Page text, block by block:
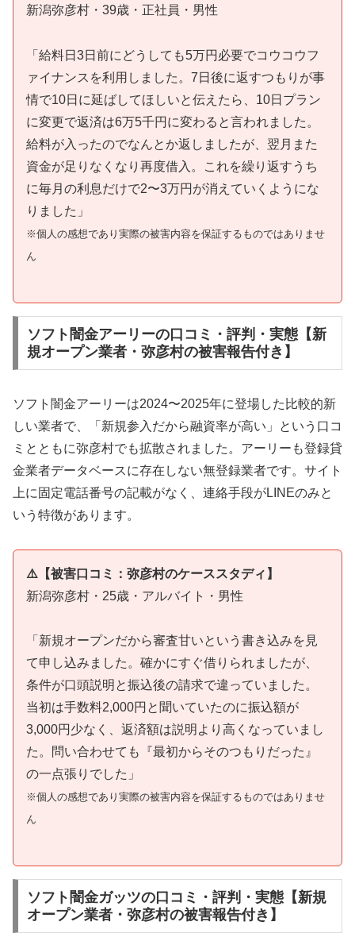
新潟弥彦村・39歳・正社員・男性
「給料日3日前にどうしても5万円必要でコウコウフ
ァイナンスを利用しました。7日後に返すつもりが事
情で10日に延ばしてほしいと伝えたら、10日プラン
に変更で返済は6万5千円に変わると言われました。
給料が入ったのでなんとか返しましたが、翌月また
資金が足りなくなり再度借入。これを繰り返すうち
に毎月の利息だけで2〜3万円が消えていくようにな
りました」
※個人の感想であり実際の被害内容を保証するものではありませ
ん
ソフト闇金アーリーの口コミ・評判・実態【新
規オープン業者・弥彦村の被害報告付き】
ソフト闇金アーリーは2024〜2025年に登場した比較的新
しい業者で、「新規参入だから融資率が高い」という口コ
ミとともに弥彦村でも拡散されました。アーリーも登録貸
金業者データベースに存在しない無登録業者です。サイト
上に固定電話番号の記載がなく、連絡手段がLINEのみと
いう特徴があります。
⚠️【被害口コミ：弥彦村のケーススタディ】
新潟弥彦村・25歳・アルバイト・男性
「新規オープンだから審査甘いという書き込みを見
て申し込みました。確かにすぐ借りられましたが、
条件が口頭説明と振込後の請求で違っていました。
当初は手数料2,000円と聞いていたのに振込額が
3,000円少なく、返済額は説明より高くなっていまし
た。問い合わせても『最初からそのつもりだった』
の一点張りでした」
※個人の感想であり実際の被害内容を保証するものではありませ
ん
ソフト闇金ガッツの口コミ・評判・実態【新規
オープン業者・弥彦村の被害報告付き】